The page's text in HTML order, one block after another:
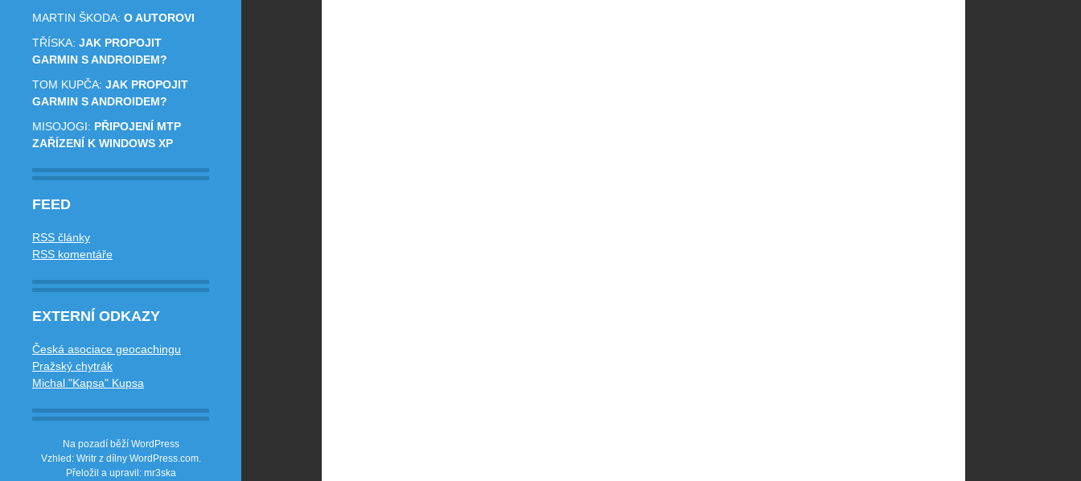
MARTIN ŠKODA: O AUTOROVI
TŘÍSKA: JAK PROPOJIT
GARMIN S ANDROIDEM?
TOM KUPČA: JAK PROPOJIT
GARMIN S ANDROIDEM?
MISOJOGI: PŘIPOJENÍ MTP
ZAŘÍZENÍ K WINDOWS XP
FEED
RSS články
RSS komentáře
EXTERNÍ ODKAZY
Česká asociace geocachingu
Pražský chytrák
Michal "Kapsa" Kupsa
Na pozadí běží WordPress
Vzhled: Writr z dílny WordPress.com.
Přeložil a upravil: mr3ska